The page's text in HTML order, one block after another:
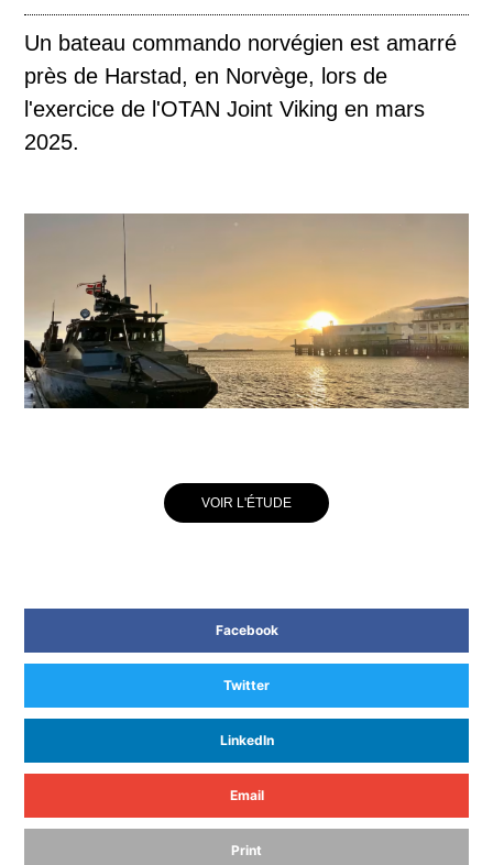
Un bateau commando norvégien est amarré
près de Harstad, en Norvège, lors de
l'exercice de l'OTAN Joint Viking en mars
2025.
VOIR L'ÉTUDE
Facebook
Twitter
LinkedIn
Email
Print